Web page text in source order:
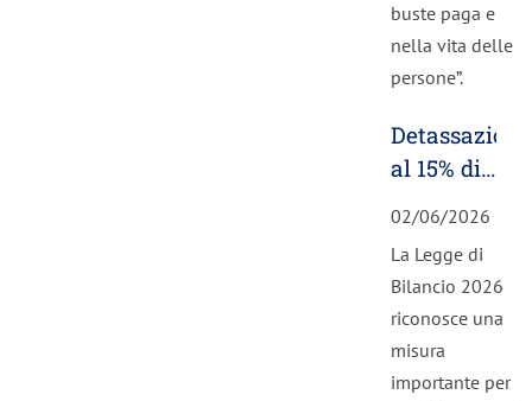
buste paga e
nella vita delle
persone”.
Detassazione
al 15% di
notturno,
festivi e
turni. A
chi spetta
02/06/2026
La Legge di
Bilancio 2026
riconosce una
misura
importante per